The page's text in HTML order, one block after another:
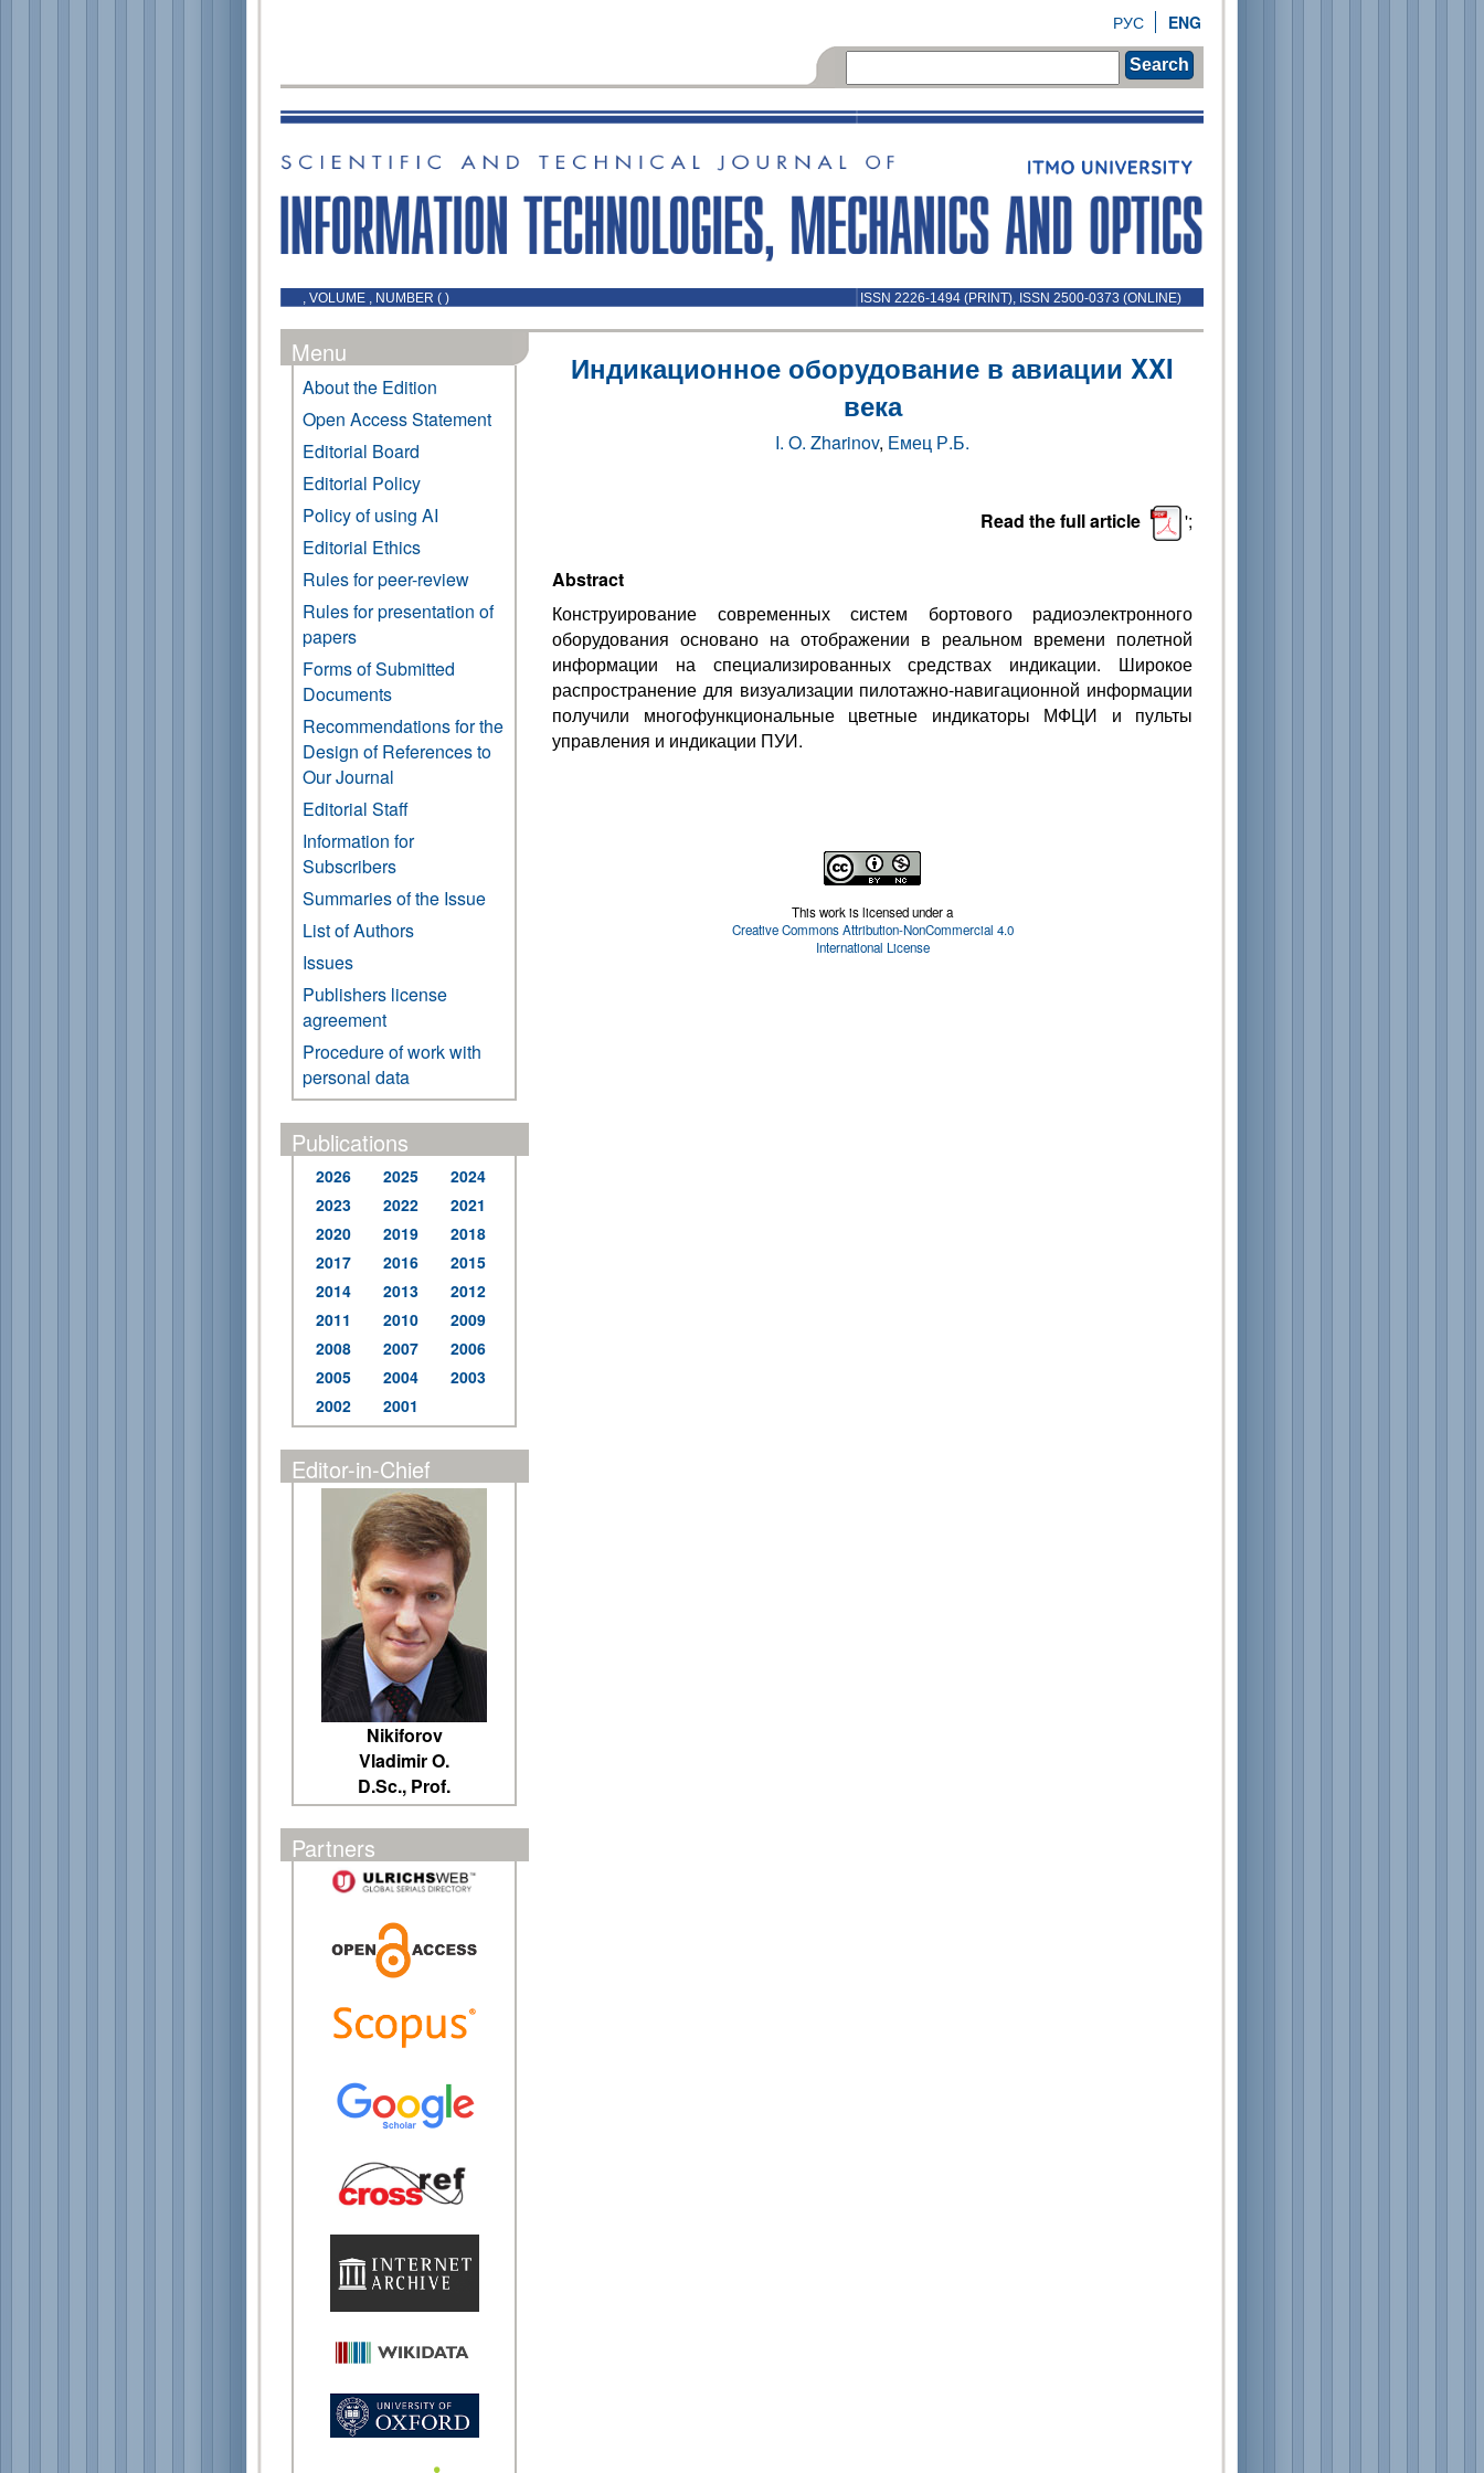
ENG
РУС
Search
, VOLUME , NUMBER ( ) ISSN 2226-1494 (PRINT), ISSN 2500-0373 (ONLINE)
Menu
About the Edition
Open Access Statement
Editorial Board
Editorial Policy
Policy of using AI
Editorial Ethics
Rules for peer-review
Rules for presentation of
papers
Forms of Submitted
Documents
Recommendations for the
Design of References to
Our Journal
Editorial Staff
Information for
Subscribers
Summaries of the Issue
List of Authors
Issues
Publishers license
agreement
Procedure of work with
personal data
Publications
2026 2025
2024
2023
2022
2021
2020
2019
2018
2017
2016
2015
2014
2013
2012
2011
2010
2009
2008
2007
2006
2005
2004
2003
2002
2001
Editor-in-Chief
Nikiforov
Vladimir O.
D.Sc., Prof.
Partners
Индикационное оборудование в авиации XXI
века
I. O. Zharinov, Емец Р.Б.
Read the full article ';
Abstract
Конструирование современных систем бортового радиоэлектронного
оборудования основано на отображении в реальном времени полетной
информации на специализированных средствах индикации. Широкое
распространение для визуализации пилотажно-навигационной информации
получили многофункциональные цветные индикаторы МФЦИ и пульты
управления и индикации ПУИ.
This work is licensed under a
Creative Commons Attribution-NonCommercial 4.0
International License